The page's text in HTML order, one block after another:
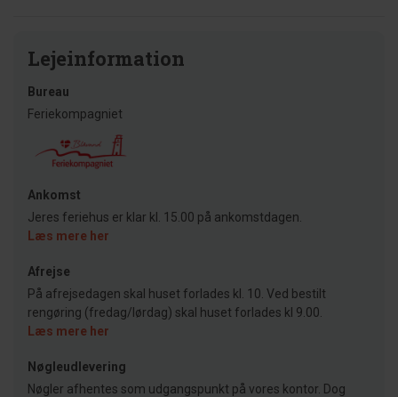
Lejeinformation
Bureau
Feriekompagniet
Ankomst
Jeres feriehus er klar kl. 15.00 på ankomstdagen.
Læs mere her
Afrejse
På afrejsedagen skal huset forlades kl. 10. Ved bestilt
rengøring (fredag/lørdag) skal huset forlades kl 9.00.
Læs mere her
Nøgleudlevering
Nøgler afhentes som udgangspunkt på vores kontor. Dog